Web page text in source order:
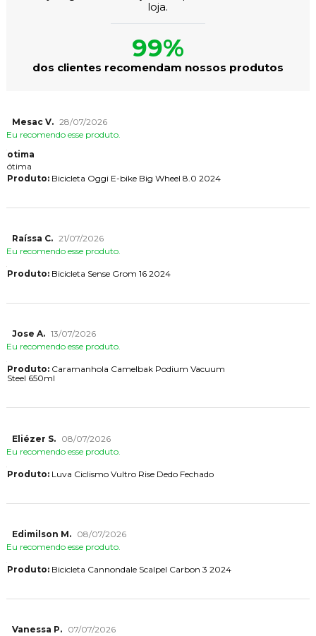
loja.
99%
dos clientes recomendam nossos produtos
Mesac V. 28/07/2026
Eu recomendo esse produto.
otima
ótima
Produto:Bicicleta Oggi E-bike Big Wheel 8.0 2024
Raíssa C. 21/07/2026
Eu recomendo esse produto.
Produto:Bicicleta Sense Grom 16 2024
Jose A. 13/07/2026
Eu recomendo esse produto.
Produto:Caramanhola Camelbak Podium Vacuum
Steel 650ml
Eliézer S.
08/07/2026
Eu recomendo esse produto.
Produto:Luva Ciclismo Vultro Rise Dedo Fechado
Edimilson M.
08/07/2026
Eu recomendo esse produto.
Produto:Bicicleta Cannondale Scalpel Carbon 3 2024
Vanessa P. 07/07/2026